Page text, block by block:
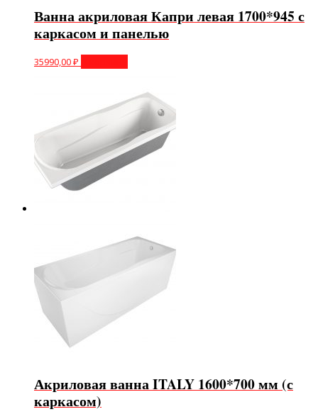
Ванна акриловая Капри левая 1700*945 с
каркасом и панелью
35990,00₽
Акриловая ванна ITALY 1600*700 мм (с
каркасом)